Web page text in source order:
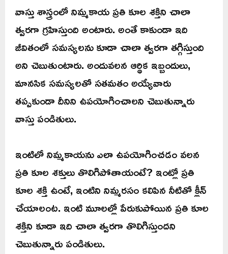
వాస్తు శాస్త్రంలో నిమ్మకాయ ప్రతి కూల శక్తిని చాలా
త్వరగా గ్రహిస్తుంది అంటారు. అంతే కాకుండా ఇది
జీవితంలో సమస్యలను కూడా చాలా త్వరగా తగ్గిస్తుంది
అని చెబుతుంటారు. అందువలన ఆర్థిక ఇబ్బందులు,
మానసిక సమస్యలతో సతమతం అయ్యేవారు
తప్పకుండా దీనిని ఉపయోగించాలని చెబుతున్నారు
వాస్తు పండితులు.
ఇంటిలో నిమ్మకాయను ఎలా ఉపయోగించడం వలన
ప్రతి కూల శక్తులు తొలిగిపోతాయంటే? ఇంట్లో ప్రతి
కూల శక్తి ఉంటే, ఇంటిని నిమ్మరసం కలిపిన నీటితో క్లీన్
చేయాలంట. ఇంటి మూలల్లో పేరుకుపోయిన ప్రతి కూల
శక్తిని కూడా ఇది చాలా త్వరగా తొలిగిస్తుందని
చెబుతున్నారు పండితులు.